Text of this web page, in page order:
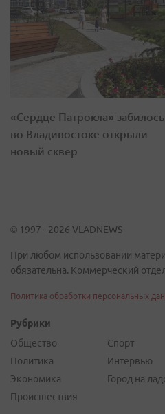
«Сердце Патрокла»
во Владивостоке открыли
новый сквер
© 1997 - 2026 VLADNEWS
При любом использовании
обязательна. Коммерческий
Политика обработки персональных
Рубрики
Общество
Политика
Экономика
Происшествия
Спорт
Интервью
Город на